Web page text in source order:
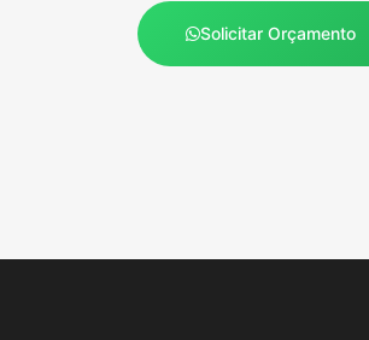
Solicitar Orçamento